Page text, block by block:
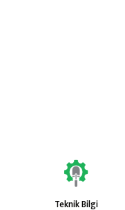
Teknik Bilgi